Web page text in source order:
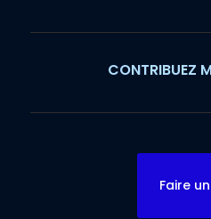
CONTRIBUEZ
Faire